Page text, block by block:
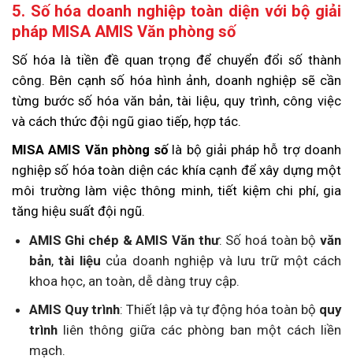
5. Số hóa doanh nghiệp toàn diện với bộ giải
pháp MISA AMIS Văn phòng số
Số hóa là tiền đề quan trọng để chuyển đổi số thành
công. Bên cạnh số hóa hình ảnh, doanh nghiệp sẽ cần
từng bước số hóa văn bản, tài liệu, quy trình, công việc
và cách thức đội ngũ giao tiếp, hợp tác.
MISA AMIS Văn phòng sốlà bộ giải pháp hỗ trợ doanh
nghiệp số hóa toàn diện các khía cạnh để xây dựng một
môi trường làm việc thông minh, tiết kiệm chi phí, gia
tăng hiệu suất đội ngũ.
AMIS Ghi chép & AMIS Văn thư: Số hoá toàn bộvăn
bản,tài liệu của doanh nghiệp và lưu trữ một cách
khoa học, an toàn, dễ dàng truy cập.
AMIS Quy trình: Thiết lập và tự động hóa toàn bộ quy
trìnhliên thông giữa các phòng ban một cách liền
mạch.